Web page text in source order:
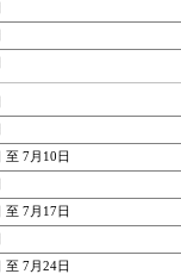
至 7月10日
至 7月17日
至 7月24日